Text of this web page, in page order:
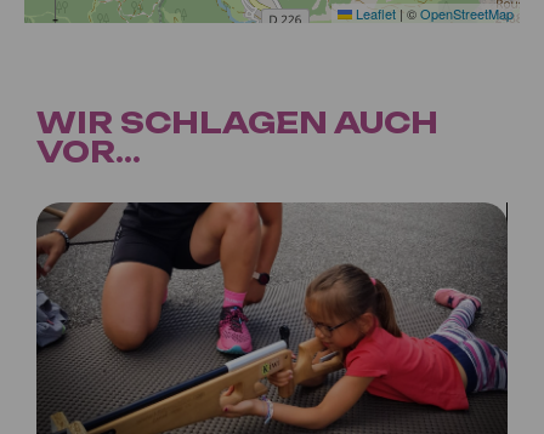
Leaflet | ©OpenStreetMap
WIR SCHLAGEN AUCH
VOR...